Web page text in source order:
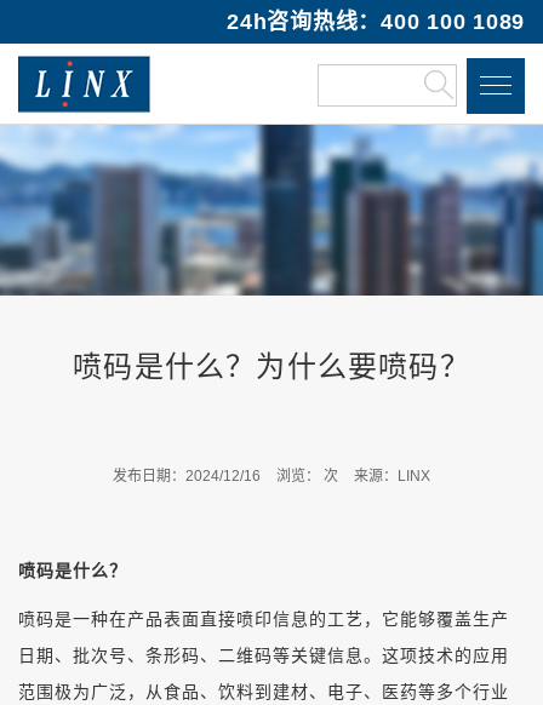
24h咨询热线：400 100 1089
喷码是什么？为什么要喷码？
发布日期：2024/12/16 浏览： 次 来源：LINX
喷码是什么？
喷码是一种在产品表面直接喷印信息的工艺，它能够覆盖生产
日期、批次号、条形码、二维码等关键信息。这项技术的应用
范围极为广泛，从食品、饮料到建材、电子、医药等多个行业